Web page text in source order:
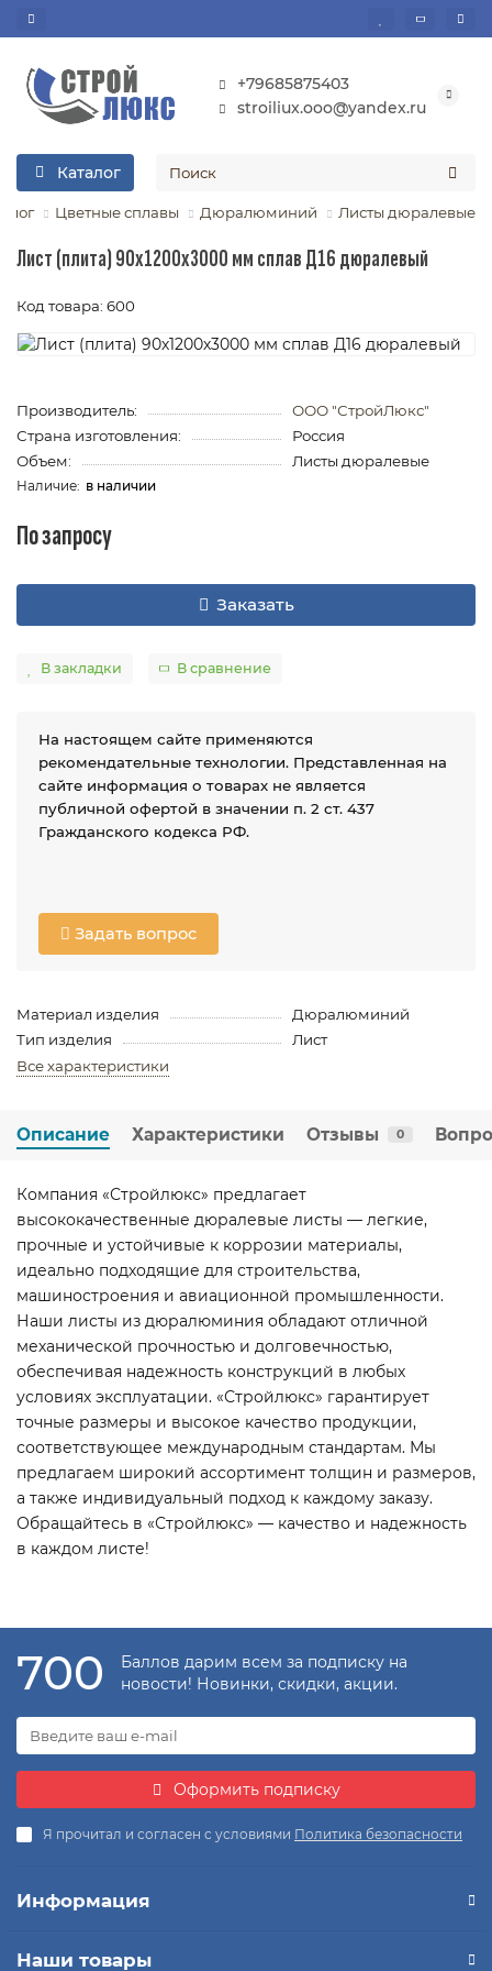
+79685875403
stroiliux.ooo@yandex.ru
Каталог
Цветные сплавы Дюралюминий Листы дюралевые
Лист (плита) 90х1200х3000 мм сплав Д16 дюралевый
Код товара: 600
Производитель:
ООО "СтройЛюкс"
Страна изготовления:
Россия
Объем:
Листы дюралевые
в наличии
По запросу
Заказать
В закладки В сравнение
На настоящем сайте применяются
рекомендательные технологии. Представленная на
сайте информация о товарах не является
публичной офертой в значении п. 2 ст. 437
Гражданского кодекса РФ.
Задать вопрос
Материал изделия
Дюралюминий
Тип изделия
Лист
Все характеристики
Описание Характеристики Отзывы 0
Компания «Стройлюкс» предлагает
высококачественные дюралевые листы — легкие,
прочные и устойчивые к коррозии материалы,
идеально подходящие для строительства,
машиностроения и авиационной промышленности.
Наши листы из дюралюминия обладают отличной
механической прочностью и долговечностью,
обеспечивая надежность конструкций в любых
условиях эксплуатации. «Стройлюкс» гарантирует
точные размеры и высокое качество продукции,
соответствующее международным стандартам. Мы
предлагаем широкий ассортимент толщин и размеров,
а также индивидуальный подход к каждому заказу.
Обращайтесь в «Стройлюкс» — качество и надежность
в каждом листе!
700
Баллов дарим всем за подписку на
новости! Новинки, скидки, акции.
Оформить подписку
Я прочитал и согласен с условиями Политика безопасности
Информация
Наши товары